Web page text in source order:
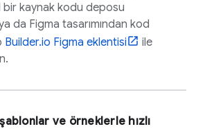
bir kaynak kodu deposu
da Figma tasarımından kod
Builder.io Figma eklentisi
ile
ve örneklerle hızlı